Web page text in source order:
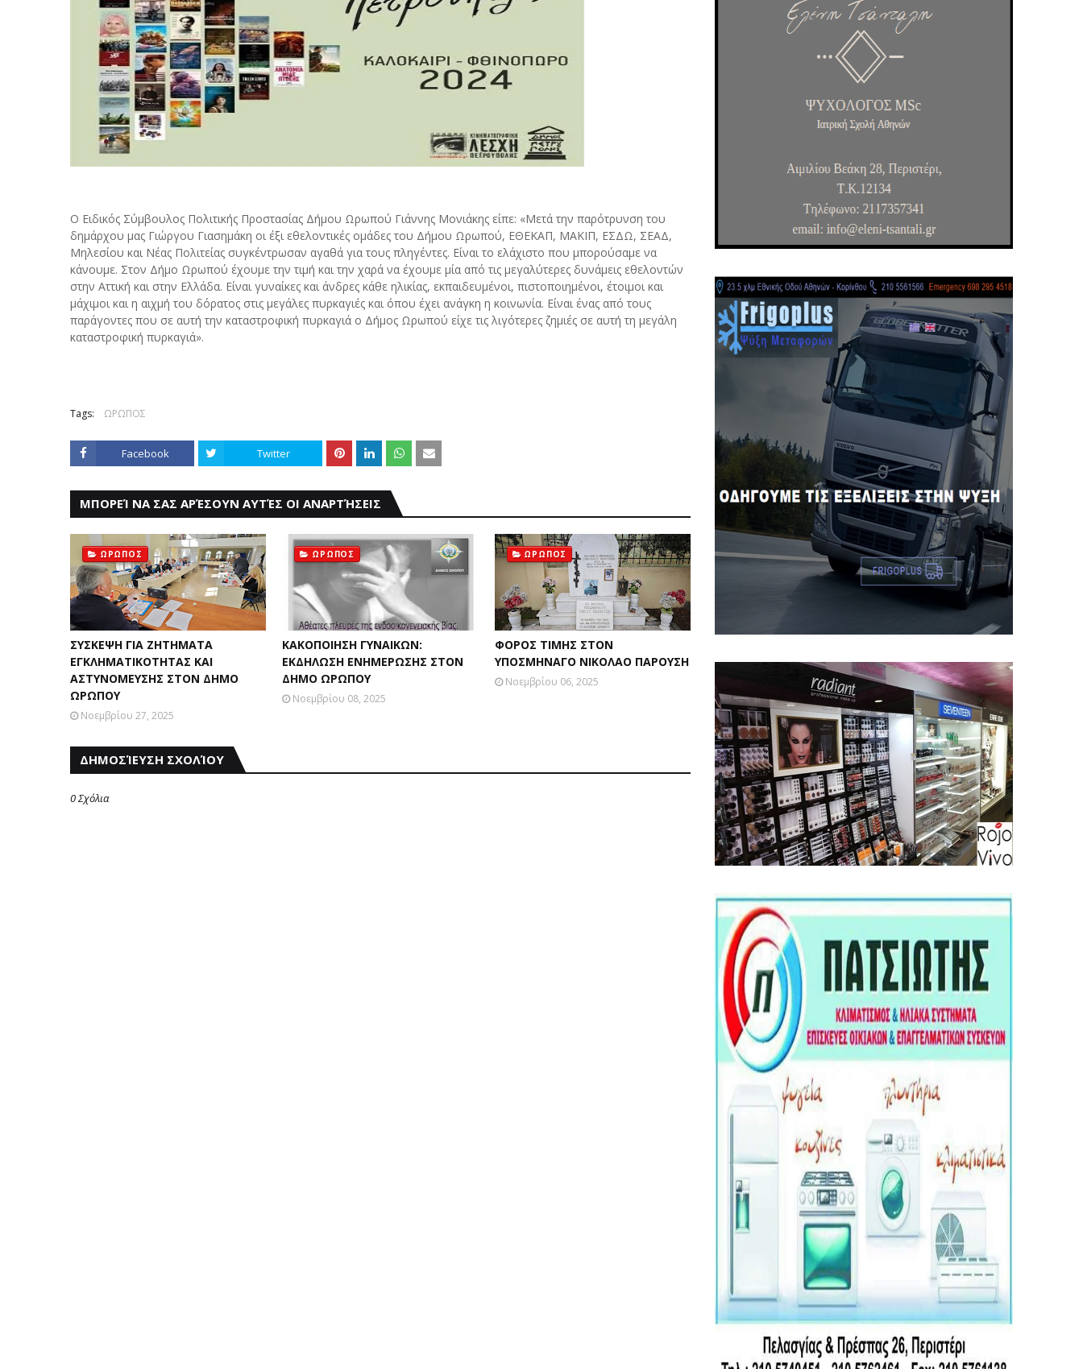
Ο Ειδικός Σύμβουλος Πολιτικής Προστασίας Δήμου Ωρωπού Γιάννης Μονιάκης είπε: «Μετά την παρότρυνση του
δημάρχου μας Γιώργου Γιασημάκη οι έξι εθελοντικές ομάδες του Δήμου Ωρωπού, ΕΘΕΚΑΠ, ΜΑΚΙΠ, ΕΣΔΩ, ΣΕΑΔ,
Μηλεσίου και Νέας Πολιτείας συγκέντρωσαν αγαθά για τους πληγέντες. Είναι το ελάχιστο που μπορούσαμε να
κάνουμε. Στον Δήμο Ωρωπού έχουμε την τιμή και την χαρά να έχουμε μία από τις μεγαλύτερες δυνάμεις εθελοντών
στην Αττική και στην Ελλάδα. Είναι γυναίκες και άνδρες κάθε ηλικίας, εκπαιδευμένοι, πιστοποιημένοι, έτοιμοι και
μάχιμοι και η αιχμή του δόρατος στις μεγάλες πυρκαγιές και όπου έχει ανάγκη η κοινωνία. Είναι ένας από τους
παράγοντες που σε αυτή την καταστροφική πυρκαγιά ο Δήμος Ωρωπού είχε τις λιγότερες ζημιές σε αυτή τη μεγάλη
καταστροφική πυρκαγιά».
Tags: ΩΡΩΠΟΣ
Facebook Twitter
ΜΠΟΡΕΊ ΝΑ ΣΑΣ ΑΡΈΣΟΥΝ ΑΥΤΈΣ ΟΙ ΑΝΑΡΤΉΣΕΙΣ
ΩΡΩΠΟΣ
ΣΥΣΚΕΨΗ ΓΙΑ ΖΗΤΗΜΑΤΑ
ΕΓΚΛΗΜΑΤΙΚΟΤΗΤΑΣ ΚΑΙ
ΑΣΤΥΝΟΜΕΥΣΗΣ ΣΤΟΝ ΔΗΜΟ
ΩΡΩΠΟΥ
Νοεμβρίου 27, 2025
ΩΡΩΠΟΣ
ΚΑΚΟΠΟΙΗΣΗ ΓΥΝΑΙΚΩΝ:
ΕΚΔΗΛΩΣΗ ΕΝΗΜΕΡΩΣΗΣ ΣΤΟΝ
ΔΗΜΟ ΩΡΩΠΟΥ
Νοεμβρίου 08, 2025
ΩΡΩΠΟΣ
ΦΟΡΟΣ ΤΙΜΗΣ ΣΤΟΝ
ΥΠΟΣΜΗΝΑΓΟ ΝΙΚΟΛΑΟ ΠΑΡΟΥΣΗ
Νοεμβρίου 06, 2025
ΔΗΜΟΣΊΕΥΣΗ ΣΧΟΛΊΟΥ
0 Σχόλια